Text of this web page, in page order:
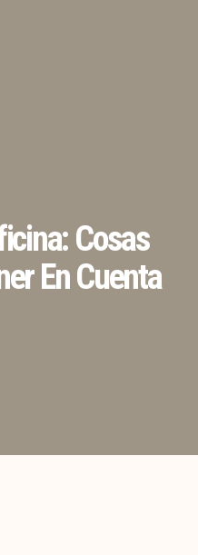
Cosas
En Cuenta